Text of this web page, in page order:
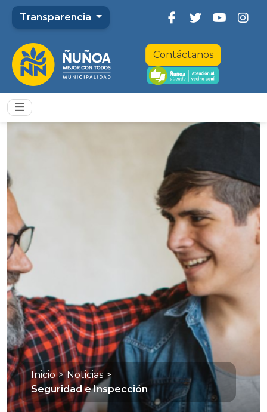
Transparencia
Contáctanos
Inicio > Noticias >
Seguridad e Inspección